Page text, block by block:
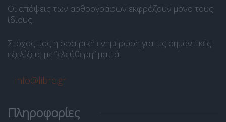
Οι απόψεις των αρθρογράφων εκφράζουν μόνο τους
ίδιους.
Στόχος μας η σφαιρική ενημέρωση για τις σημαντικές
εξελίξεις με “ελεύθερη” ματιά.
info@libre.gr
Πληροφορίες